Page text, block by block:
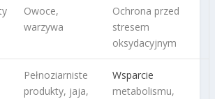
Owoce,
warzywa
Ochrona przed
stresem
oksydacyjnym
Pełnoziarniste
produkty, jaja,
Wsparcie
metabolismu,